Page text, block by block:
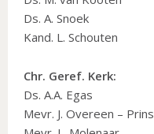
Ds. A. Snoek
Kand. L. Schouten
Chr. Geref. Kerk:
Ds. A.A. Egas
Mevr. J. Overeen – Prins